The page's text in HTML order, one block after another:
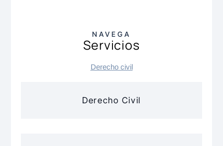
NAVEGA
Servicios
Derecho civil
Derecho Civil